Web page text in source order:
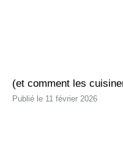
(et comment les
11 février 2026